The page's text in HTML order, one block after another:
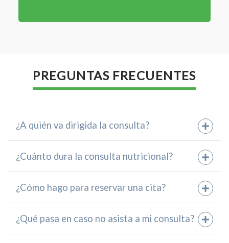
PREGUNTAS FRECUENTES
¿A quién va dirigida la consulta?
¿Cuánto dura la consulta nutricional?
¿Cómo hago para reservar una cita?
¿Qué pasa en caso no asista a mi consulta?